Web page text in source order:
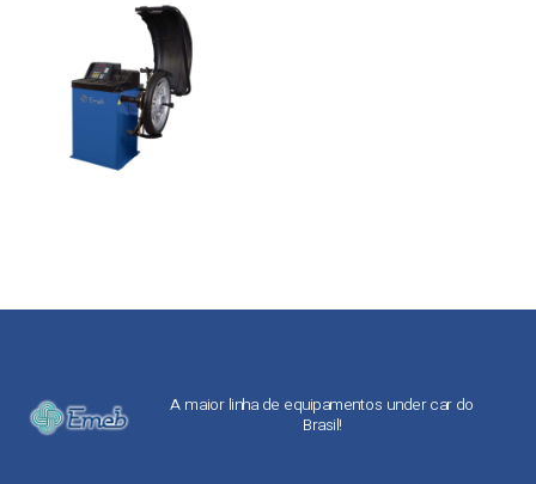
A maior linha de equipamentos under car do
Brasil!